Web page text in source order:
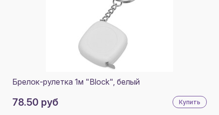
Брелок-рулетка 1м "Block", белый
78.50 руб Купить